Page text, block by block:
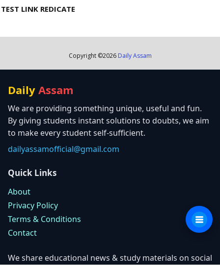
TEST LINK REDICATE
Copyright ©2026 Daily Assam
Daily Assam
We are providing something unique, useful and fun.
By giving students instant solutions to doubts, we aim
to make every student self-sufficient.
dailyassamofficial@gmail.com
Quick Links
About
Privacy Policy
Terms & Conditions
Contact
We share educational news & study materials on social